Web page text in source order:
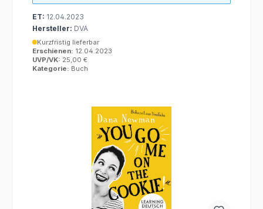
ET: 12.04.2023
Hersteller: DVA
Kurzfristig lieferbar
Erschienen: 12.04.2023
UVP/VK: 25,00 €
Kategorie: Buch